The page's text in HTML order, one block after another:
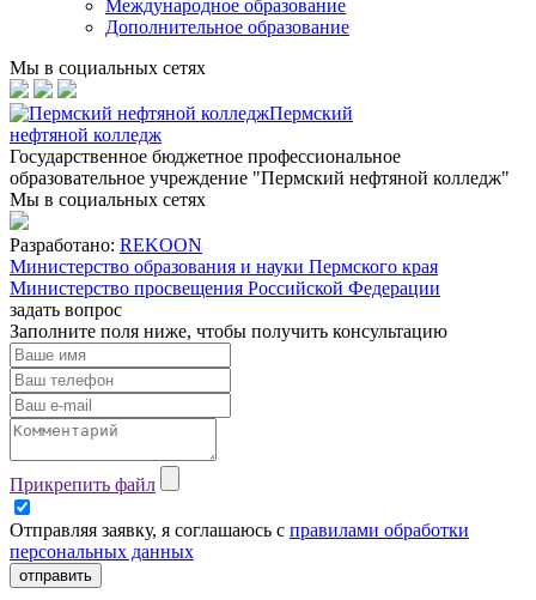
Международное образование
Дополнительное образование
Мы в социальных сетях
Пермский
нефтяной колледж
Государственное бюджетное профессиональное
образовательное учреждение "Пермский нефтяной колледж"
Мы в социальных сетях
Разработано: REKOON
Министерство образования и науки Пермского края
Министерство просвещения Российской Федерации
задать вопрос
Заполните поля ниже, чтобы получить консультацию
Прикрепить файл
Отправляя заявку, я соглашаюсь с правилами обработки
персональных данных
отправить